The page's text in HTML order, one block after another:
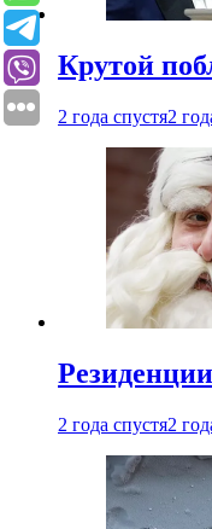
Крутой
2 года спустя2
2 года спустя2